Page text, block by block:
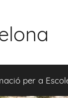
per a